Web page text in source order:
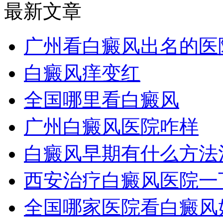
最新文章
广州看白癜风出名的医
白癜风痒变红
全国哪里看白癜风
广州白癜风医院咋样
白癜风早期有什么方法
西安治疗白癜风医院
全国哪家医院看白癜